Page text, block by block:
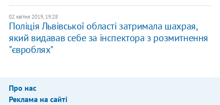
02 квітня 2019, 19:28
Поліція Львівської області затримала шахрая,
який видавав себе за інспектора з розмитнення
"євроблях"
Про нас
Реклама на сайті